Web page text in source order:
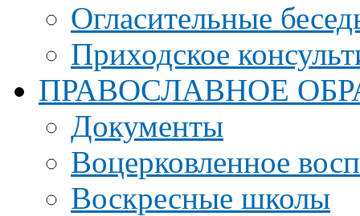
Огласительные
Приходское
ПРАВОСЛАВНОЕ
Документы
Воцерковленное
Воскресные школы